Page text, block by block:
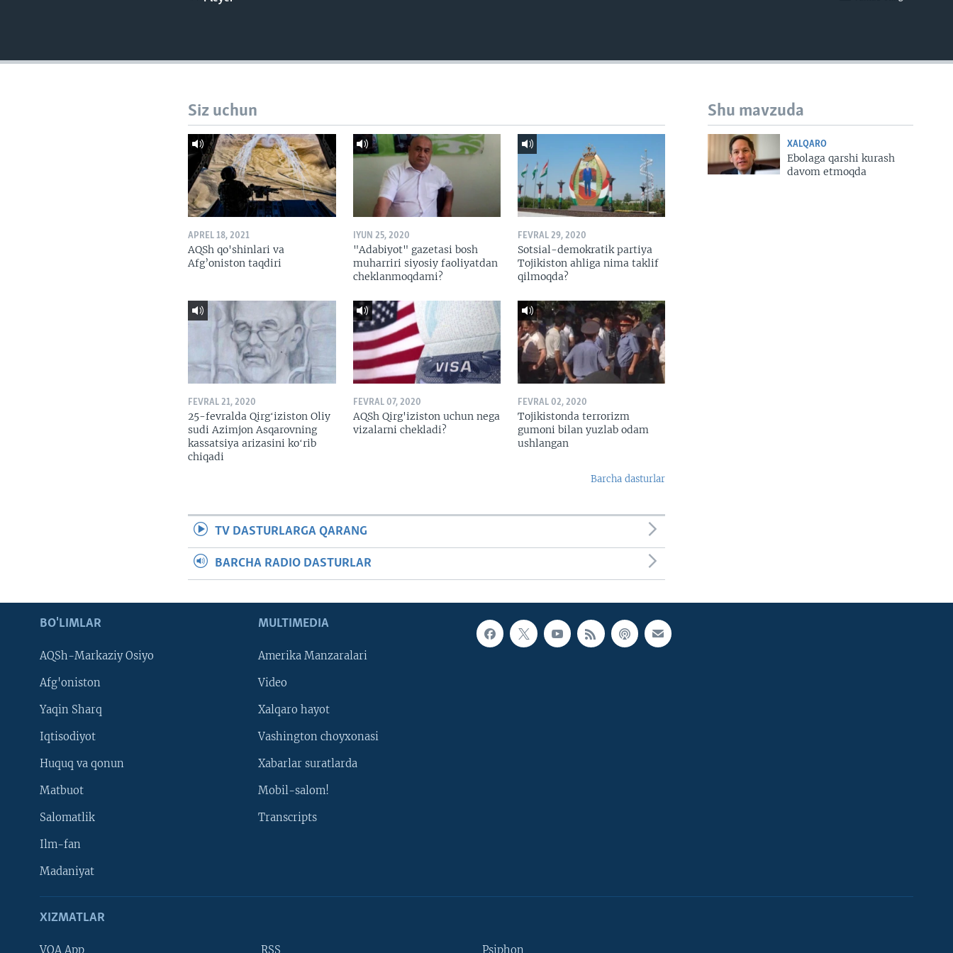
Shu mavzuda
XALQARO
Ebolaga qarshi kurash
davom etmoqda
Siz uchun
APREL 18, 2021
AQSh qo'shinlari va
Afg’oniston taqdiri
IYUN 25, 2020
"Adabiyot" gazetasi bosh
muharriri siyosiy faoliyatdan
cheklanmoqdami?
FEVRAL 29, 2020
Sotsial-demokratik partiya
Tojikiston ahliga nima taklif
qilmoqda?
FEVRAL 21, 2020
25-fevralda Qirgʻiziston Oliy
sudi Azimjon Asqarovning
kassatsiya arizasini koʻrib
chiqadi
FEVRAL 07, 2020
AQSh Qirg'iziston uchun nega
vizalarni chekladi?
FEVRAL 02, 2020
Tojikistonda terrorizm
gumoni bilan yuzlab odam
ushlangan
Barcha dasturlar
TV DASTURLARGA QARANG
BARCHA RADIO DASTURLAR
BO'LIMLAR
AQSh-Markaziy Osiyo
Afg'oniston
Yaqin Sharq
Iqtisodiyot
Huquq va qonun
Matbuot
Salomatlik
Ilm-fan
Madaniyat
MULTIMEDIA
Amerika Manzaralari
Video
Xalqaro hayot
Vashington choyxonasi
Xabarlar suratlarda
Mobil-salom!
Transcripts
XIZMATLAR
VOA App RSS Psiphon